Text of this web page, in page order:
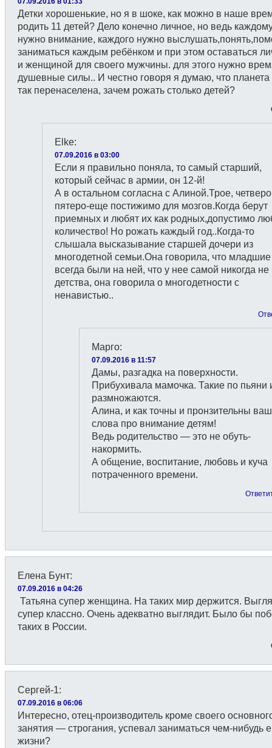
Детки хорошенькие, но я в шоке, как можно в наше
родить 11 детей? Дело конечно личное, но ведь
нужно внимание, каждого нужно
заниматься каждым ребёнком и при этом оставаться
и женщиной для своего мужчины. для этого нужно
душевные силы.. И честно говоря я думаю, что планета
так перенаселена, зачем рожать столько детей?
Elke:
07.09.2016 в 03:00
Если я правильно поняла, то самый старший,
который сейчас в армии, он 12-й!
А в остальном согласна с Алиной.Трое,
пятеро-еще постижимо для мозгов.Когда берут
приемных и любят их как родных,допустимо
количество! Но рожать каждый год..Когда-то
слышала высказывание старшей дочери из
многодетной семьи.Она говорила, что младшие
всегда были на ней, что у нее самой никогда
детства, она говорила о многодетности с
ненавистью..
Марго:
07.09.2016 в 11:57
Дамы, разгадка на поверхности.
Прибухивала мамочка. Такие по пьяни
размножаются.
Алина, и как точны и пронзительны
слова про внимание детям!
Ведь родительство — это не обуть-
накормить.
А общение, воспитание, любовь и куча
потраченного времени.
Елена Бунт:
07.09.2016 в 04:26
Татьяна супер женщина. На таких мир держится.
супер классно. Очень адекватно выглядит. Было бы
таких в России.
Сергей-1:
07.09.2016 в 06:06
Интересно, отец-производитель кроме своего
занятия — строгания, успевал заниматься чем-нибудь
жизни?